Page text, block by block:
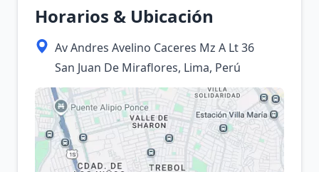
Horarios & Ubicación
Av Andres Avelino Caceres Mz A Lt 36
San Juan De Miraflores, Lima, Perú